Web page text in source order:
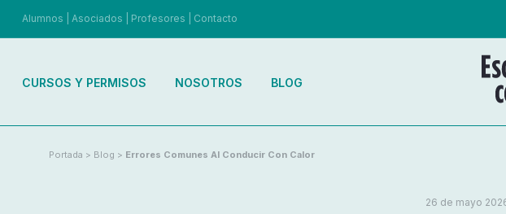
Alumnos Asociados Profesores Contacto
CURSOS Y PERMISOS NOSOTROS BLOG
Portada > Blog > Errores Comunes Al Conducir Con Calor
26 de mayo